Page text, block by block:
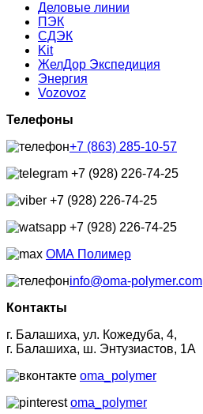
Деловые линии
ПЭК
СДЭК
Kit
ЖелДор Экспедиция
Энергия
Vozovoz
Телефоны
+7 (863) 285-10-57
+7 (928) 226-74-25
+7 (928) 226-74-25
+7 (928) 226-74-25
ОМА Полимер
info@oma-polymer.com
Контакты
г. Балашиха, ул. Кожедуба, 4,
г. Балашиха, ш. Энтузиастов, 1А
oma_polymer
oma_polymer